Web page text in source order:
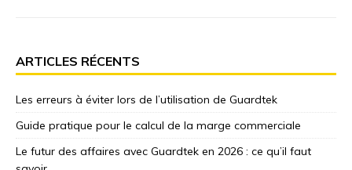
ARTICLES RÉCENTS
Les erreurs à éviter lors de l’utilisation de Guardtek
Guide pratique pour le calcul de la marge commerciale
Le futur des affaires avec Guardtek en 2026 : ce qu’il faut